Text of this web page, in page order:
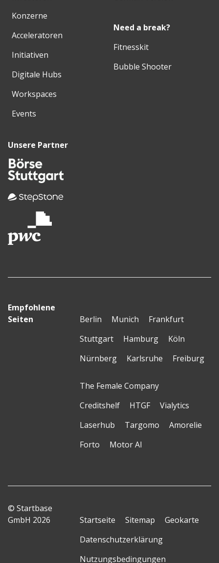
Konzerne
Acceleratoren
Initiativen
Digitale Hubs
Workspaces
Events
Need a break?
Fitnesskit
Bubble Shooter
Unsere Partner
Empfohlene
Seiten
Berlin Munich
Frankfurt
Stuttgart
Hamburg
Köln
Nürnberg
Karlsruhe Freiburg
The Female Company
Creditshelf
HTGF
Vialytics
Laserhub
Targomo
Amorelie
Forto
Motor AI
© Startbase
GmbH 2026
Startseite Sitemap
Geokarte
Datenschutzerklärung
Nutzungsbedingungen